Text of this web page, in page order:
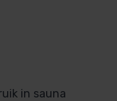
in sauna